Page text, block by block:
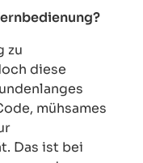
zu
diese
mühsames
Das ist bei